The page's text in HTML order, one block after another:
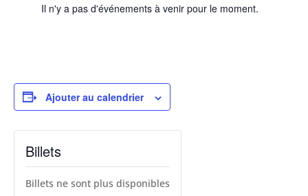
Il n'y a pas d'événements à venir pour le moment.
Ajouter au calendrier
Billets
Billets ne sont plus disponibles